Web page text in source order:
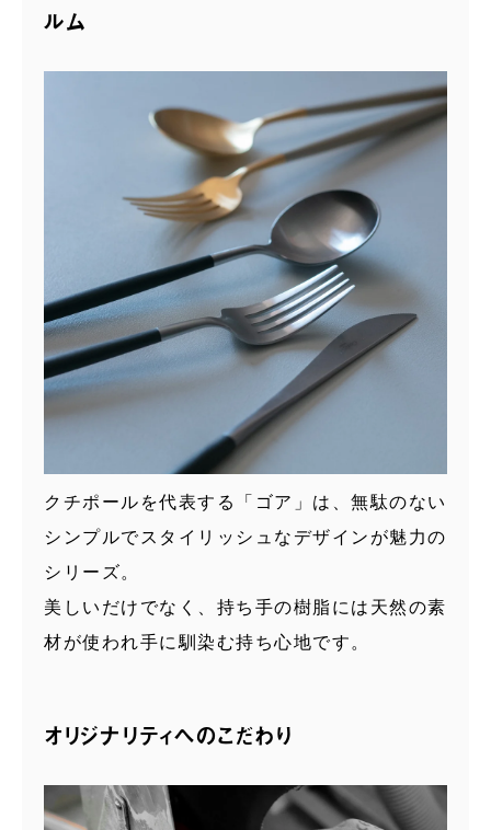
ルム
クチポールを代表する「ゴア」は、無駄のない
シンプルでスタイリッシュなデザインが魅力の
シリーズ。
美しいだけでなく、持ち手の樹脂には天然の素
材が使われ手に馴染む持ち心地です。
オリジナリティへのこだわり